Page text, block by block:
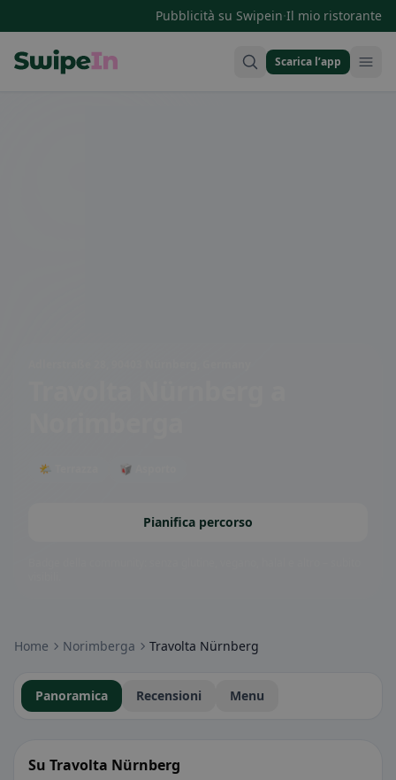
Pubblicità su Swipein·Il mio ristorante
Scarica l’app
🌤 Terrazza 🥡 Asporto
Pianifica percorso
Home Norimberga Travolta Nürnberg
Panoramica Recensioni Menu
Su Travolta Nürnberg